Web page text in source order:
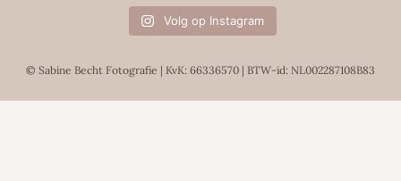
Volg op Instagram
© Sabine Becht Fotografie | KvK: 66336570 | BTW-id: NL002287108B83